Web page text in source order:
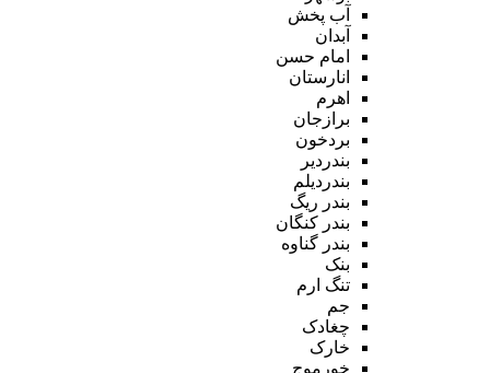
آب پخش
آبدان
امام حسن
انارستان
اهرم
برازجان
بردخون
بندردیر
بندردیلم
بندر ریگ
بندر کنگان
بندر گناوه
بنک
تنگ ارم
جم
چغادک
خارک
خورموج